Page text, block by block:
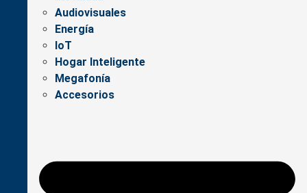
Audiovisuales
Energía
IoT
Hogar Inteligente
Megafonía
Accesorios